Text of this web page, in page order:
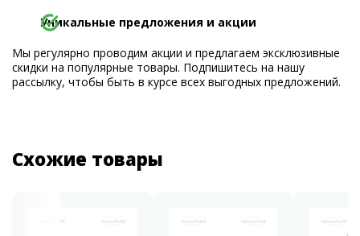
Уникальные предложения и акции
Мы регулярно проводим акции и предлагаем эксклюзивные
скидки на популярные товары. Подпишитесь на нашу
рассылку, чтобы быть в курсе всех выгодных предложений.
Схожие товары